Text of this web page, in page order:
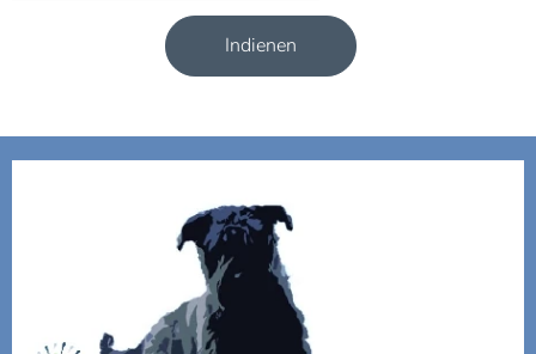
Indienen